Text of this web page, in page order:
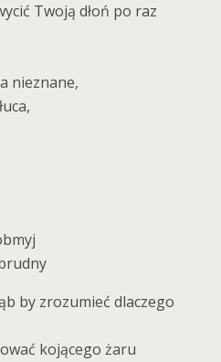
Twoją dłoń po raz
nieznane,
by zrozumieć dlaczego
kojącego żaru